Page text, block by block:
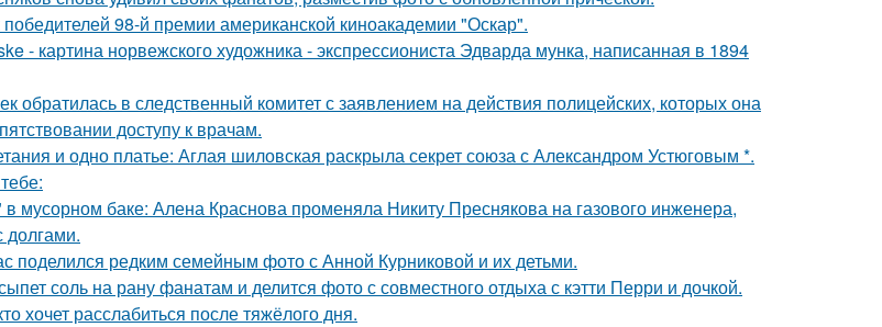
98-й премии американской киноакадемии "Оскар".
- картина норвежского художника - экспрессиониста Эдварда мунка, написанная в 1894
обратилась в следственный комитет с заявлением на действия полицейских, которых она
доступу к врачам.
и одно платье: Аглая шиловская раскрыла секрет союза с Александром Устюговым *.
мусорном баке: Алена Краснова променяла Никиту Преснякова на газового инженера,
долгами.
поделился редким семейным фото с Анной Курниковой и их детьми.
соль на рану фанатам и делится фото с совместного отдыха с кэтти Перри и дочкой.
хочет расслабиться после тяжёлого дня.